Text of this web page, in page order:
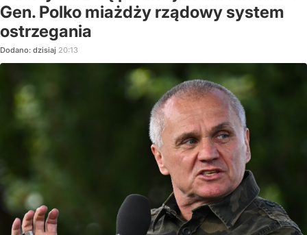
Gen. Polko miażdży rządowy system
ostrzegania
Dodano: dzisiaj 20:13